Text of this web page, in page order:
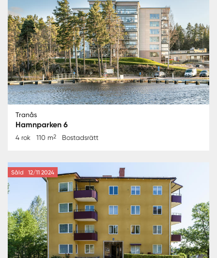
Tranås
Hamnparken 6
4 rok 110 m2 Bostadsrätt
Såld 12/11 2024